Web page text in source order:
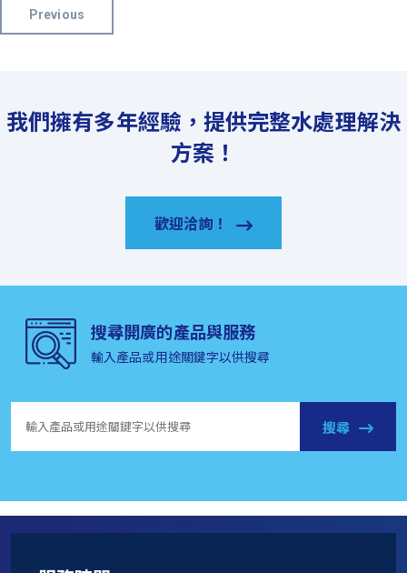
Previous
我們擁有多年經驗，提供完整水處理解決
方案！
歡迎洽詢！
搜尋開廣的產品與服務
輸入產品或用途關鍵字以供搜尋
搜尋